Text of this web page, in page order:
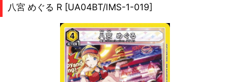
八宮 めぐる R [UA04BT/IMS-1-019]